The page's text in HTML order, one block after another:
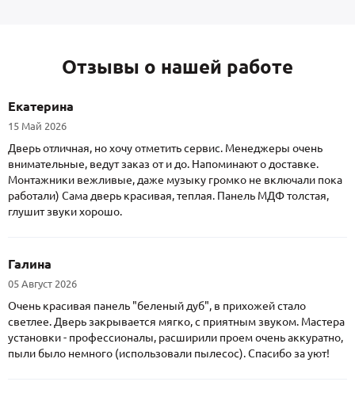
Отзывы о нашей работе
Екатерина
15 Май 2026
Дверь отличная, но хочу отметить сервис. Менеджеры очень
внимательные, ведут заказ от и до. Напоминают о доставке.
Монтажники вежливые, даже музыку громко не включали пока
работали) Сама дверь красивая, теплая. Панель МДФ толстая,
глушит звуки хорошо.
Галина
05 Август 2026
Очень красивая панель "беленый дуб", в прихожей стало
светлее. Дверь закрывается мягко, с приятным звуком. Мастера
установки - профессионалы, расширили проем очень аккуратно,
пыли было немного (использовали пылесос). Спасибо за уют!